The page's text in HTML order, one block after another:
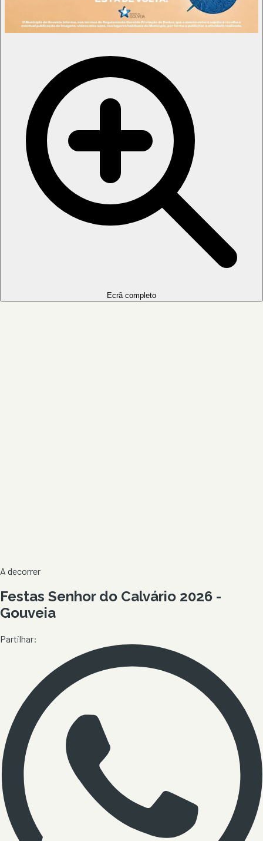
Ecrã completo
A decorrer
Festas Senhor do Calvário 2026 -
Gouveia
Partilhar: